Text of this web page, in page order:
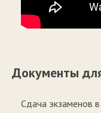
Документы
Сдача экзаменов